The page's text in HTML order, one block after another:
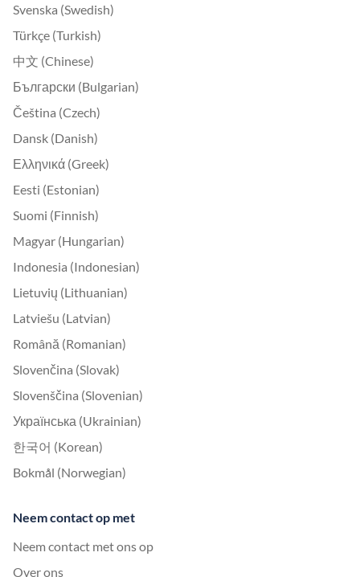
Svenska (Swedish)
Türkçe (Turkish)
中文 (Chinese)
Български (Bulgarian)
Čeština (Czech)
Dansk (Danish)
Ελληνικά (Greek)
Eesti (Estonian)
Suomi (Finnish)
Magyar (Hungarian)
Indonesia (Indonesian)
Lietuvių (Lithuanian)
Latviešu (Latvian)
Română (Romanian)
Slovenčina (Slovak)
Slovenščina (Slovenian)
Українська (Ukrainian)
한국어 (Korean)
Bokmål (Norwegian)
Neem contact op met
Neem contact met ons op
Over ons